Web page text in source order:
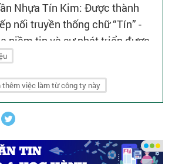
Nhựa Tín Kim: Được thành
nối truyền thống chữ “Tín” -
niềm tin và sự phát triển được
hơn 15 năm trong các ngành:
các loại.
đi vào hoạt động với sự kết
hoạch định, chiến lược
thêm việc làm từ công ty này